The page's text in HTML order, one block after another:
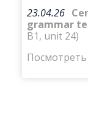
23.04.26
grammar
B1, unit 24)
Посмотреть